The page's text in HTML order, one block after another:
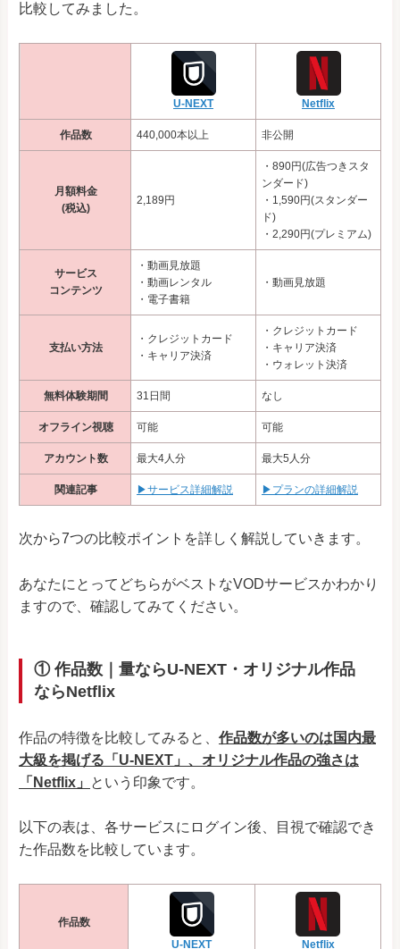
比較してみました。
U-NEXT Netflix
作品数 440,000本以上 非公開
月額料金
(税込)
2,189円
・890円(広告つきスタ
ンダード)
・1,590円(スタンダー
ド)
・2,290円(プレミアム)
サービス
コンテンツ
・動画見放題
・動画レンタル
・電子書籍
・動画見放題
支払い方法
・クレジットカード
・キャリア決済
・クレジットカード
・キャリア決済
・ウォレット決済
無料体験期間 31日間 なし
オフライン視聴 可能 可能
アカウント数 最大4人分 最大5人分
関連記事 ▶サービス詳細解説 ▶プランの詳細解説
次から7つの比較ポイントを詳しく解説していきます。
あなたにとってどちらがベストなVODサービスかわかり
ますので、確認してみてください。
① 作品数｜量ならU-NEXT・オリジナル作品
ならNetflix
作品の特徴を比較してみると、 作品数が多いのは国内最
大級を掲げる「U-NEXT」、オリジナル作品の強さは
「 Netflix 」 という印象です。
以下の表は、各サービスにログイン後、目視で確認でき
た作品数を比較しています。
作品数
U-NEXT
Netflix